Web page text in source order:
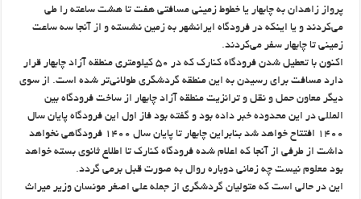
پرواز زاهدان به چابهار یا خطوط زمینی مسافتی هفت تا هشت ساعته را طی
می‌کردند و یا اینکه در فرودگاه ایرانشهر به زمین نشسته و از آنجا سه ساعت
زمینی تا چابهار سفر می‌کردند.
اکنون با تعطیل شدن فرودگاه کنارک که در ۵۰ کیلومتری منطقه آزاد چابهار قرار
دارد مسافت برای رسیدن به این منطقه گردشگری طولانی‌تر شده است. از سوی
دیگر معاون حمل و نقل و ترانزیت منطقه آزاد چابهار از ساخت فرودگاه بین
المللی در این محدوده خبر داده بود و گفته بود فاز اول این فرودگاه پایان سال
۱۴۰۰ افتتاح خواهد شد بنابراین چابهار تا پایان سال ۱۴۰۰ فرودگاهی نخواهد
داشت از طرفی از آنجا که اعلام شده فرودگاه کنارک تا اطلاع ثانوی بسته خواهد
بود معلوم نیست چه زمانی دوباره روال به صورت قبل برمی گردد.
این در حالی است که متولیان گردشگری از جمله علی اصغر مونسان وزیر میراث